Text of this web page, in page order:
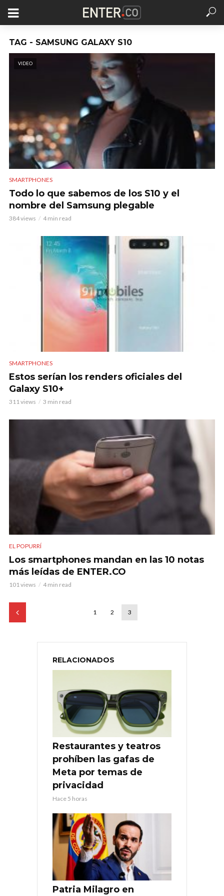
TAG - SAMSUNG GALAXY S10
VIDEO
SMARTPHONES
Todo lo que sabemos de los S10 y el
nombre del Samsung plegable
384 views 4 min read
SMARTPHONES
Estos serían los renders oficiales del
Galaxy S10+
311 views 3 min read
EL POPURRÍ
Los smartphones mandan en las 10 notas
más leídas de ENTER.CO
101 views 4 min read
1 2 3
RELACIONADOS
Restaurantes y teatros
prohíben las gafas de
Meta por temas de
privacidad
Hace 5 horas
Patria Milagro en